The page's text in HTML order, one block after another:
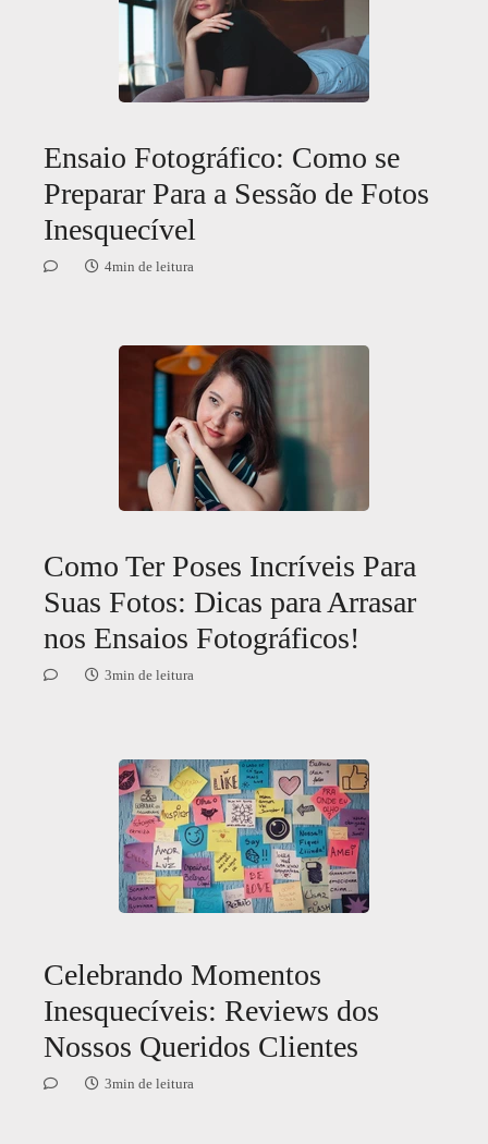
Ensaio Fotográfico: Como se
Preparar Para a Sessão de Fotos
Inesquecível
4min de leitura
Como Ter Poses Incríveis Para
Suas Fotos: Dicas para Arrasar
nos Ensaios Fotográficos!
3min de leitura
Celebrando Momentos
Inesquecíveis: Reviews dos
Nossos Queridos Clientes
3min de leitura